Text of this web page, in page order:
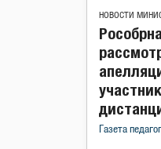
НОВОСТИ
Газета